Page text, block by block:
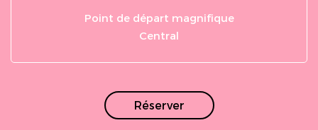
Point de départ magnifique
Central
Réserver